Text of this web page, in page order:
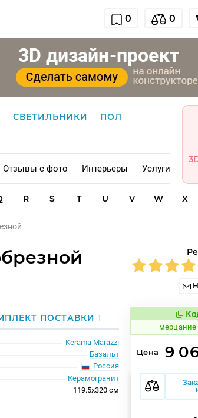
0 0
СВЕТИЛЬНИКИ ПОЛ
Отзывы с фото Интерьеры Услуги
R S T U V W X
ПОСТАВКИ1
Kerama Marazzi
Базальт
Россия
Керамогранит
119.5x320 см
977262
мерцание
Цена 9